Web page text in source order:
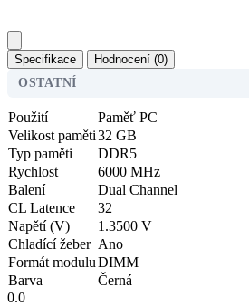
Specifikace
Hodnocení (0)
OSTATNÍ
Použití
Paměť PC
Velikost paměti32 GB
Typ paměti
DDR5
Rychlost
6000 MHz
Balení
Dual Channel
CL Latence
32
Napětí (V)
1.3500 V
Chladící žeber Ano
Formát moduluDIMM
Barva
Černá
0.0